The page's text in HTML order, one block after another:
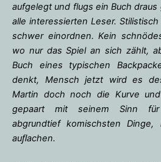
aufgelegt und flugs ein Buch
alle interessierten Leser.
schwer einordnen. Kein
wo nur das Spiel an sich zählt,
Buch eines typischen
denkt, Mensch jetzt wird es
Martin doch noch die Kurve
gepaart mit seinem Sinn für
abgrundtief komischsten
auﬂachen.